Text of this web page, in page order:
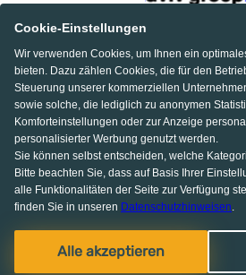
Cookie-Einstellungen
Wir verwenden Cookies, um Ihnen ein
bieten. Dazu zählen Cookies, die für den
Steuerung unserer kommerziellen
sowie solche, die lediglich zu anonymen
Komforteinstellungen oder zur Anzeige
personalisierter Werbung genutzt werden.
Sie können selbst entscheiden, welche
Bitte beachten Sie, dass auf Basis Ihrer
alle Funktionalitäten der Seite zur Verfügung
finden Sie in unseren Datenschutzhinweisen.
Alle akzeptieren